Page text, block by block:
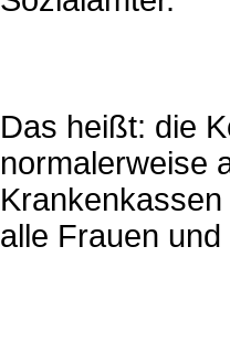
Das heißt: die
normalerweise
alle Frauen